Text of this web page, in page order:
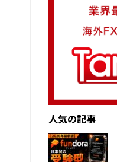
人気の記事